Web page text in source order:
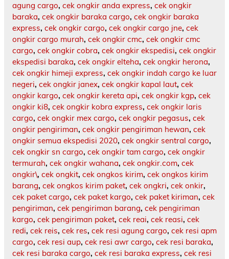
agung cargo, cek ongkir anda express, cek ongkir
baraka, cek ongkir baraka cargo, cek ongkir baraka
express, cek ongkir cargo, cek ongkir cargo jne, cek
ongkir cargo murah, cek ongkir cmc, cek ongkir cmc
cargo, cek ongkir cobra, cek ongkir ekspedisi, cek ongkir
ekspedisi baraka, cek ongkir elteha, cek ongkir herona,
cek ongkir himeji express, cek ongkir indah cargo ke luar
negeri, cek ongkir janex, cek ongkir kapal laut, cek
ongkir kargo, cek ongkir kereta api, cek ongkir kgp, cek
ongkir ki8, cek ongkir kobra express, cek ongkir laris
cargo, cek ongkir mex cargo, cek ongkir pegasus, cek
ongkir pengiriman, cek ongkir pengiriman hewan, cek
ongkir semua ekspedisi 2020, cek ongkir sentral cargo,
cek ongkir sn cargo, cek ongkir tam cargo, cek ongkir
termurah, cek ongkir wahana, cek ongkir.com, cek
ongkir\, cek ongkit, cek ongkos kirim, cek ongkos kirim
barang, cek ongkos kirim paket, cek ongkri, cek onkir,
cek paket cargo, cek paket kargo, cek paket kiriman, cek
pengiriman, cek pengiriman barang, cek pengiriman
kargo, cek pengiriman paket, cek reai, cek reasi, cek
redi, cek reis, cek res, cek resi agung cargo, cek resi apm
cargo, cek resi aup, cek resi awr cargo, cek resi baraka,
cek resi baraka cargo, cek resi baraka express, cek resi